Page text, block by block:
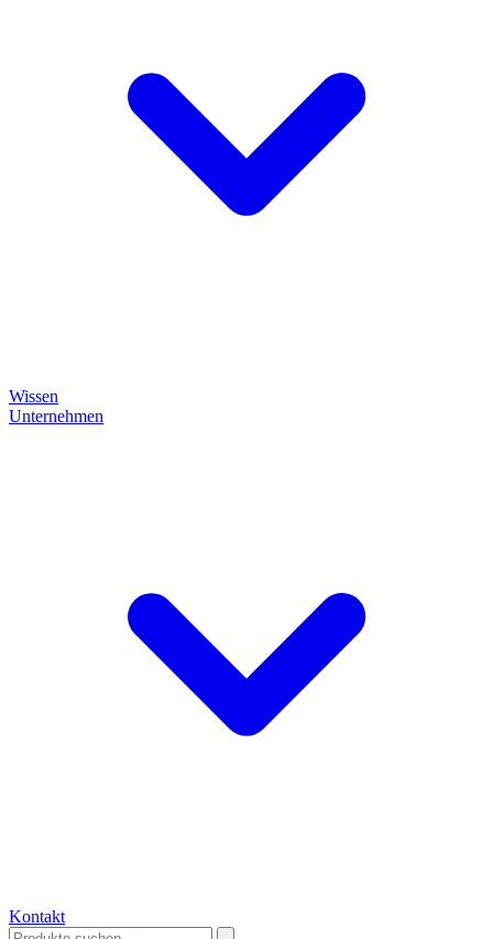
Wissen
Unternehmen
Kontakt